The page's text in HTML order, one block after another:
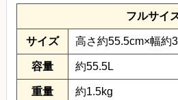
フルサイ
サイズ 高さ約55.5cm×幅約
容量 約55.5L
重量 約1.5kg